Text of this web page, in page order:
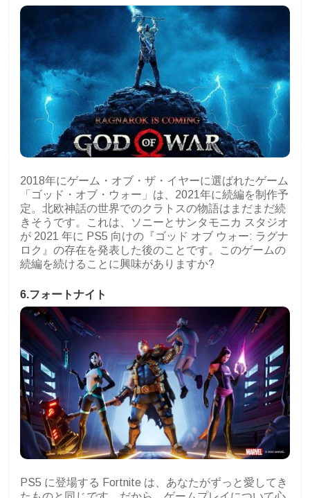
2018年にゲーム・オブ・ザ・イヤーに選ばれたゲーム
「ゴッド・オブ・ウォー」は、2021年に続編を制作予
定。北欧神話の世界でのクラトスの物語はまだまだ続
きそうです。これは、ソニーとサンタモニカ スタジオ
が 2021 年に PS5 向けの『ゴッド オブ ウォー: ラグナ
ロク』の存在を発表した後のことです。このゲームの
続編を続けることに興味がありますか?
6.フォートナイト
PS5 に登場する Fortnite は、あなたがずっと愛してき